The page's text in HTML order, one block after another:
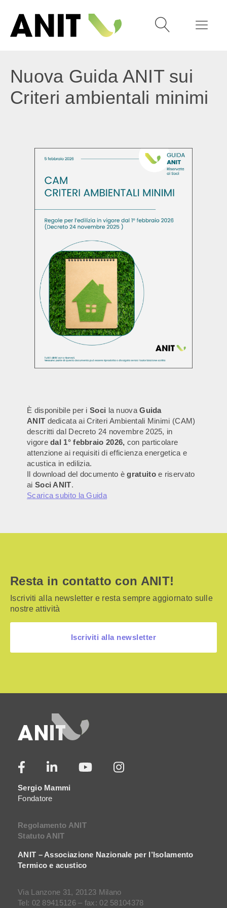
Nuova Guida ANIT sui
Criteri ambientali minimi
È disponibile per i Soci la nuovaGuida
ANIT dedicata ai Criteri Ambientali Minimi (CAM)
descritti dal Decreto 24 novembre 2025, in
vigoredal 1° febbraio 2026, con particolare
attenzione ai requisiti di efficienza energetica e
acustica in edilizia.
Il download del documento ègratuitoe riservato
ai Soci ANIT.
Scarica subito la Guida
Resta in contatto con ANIT!
Iscriviti alla newsletter e resta sempre aggiornato sulle
nostre attività
Iscriviti alla newsletter
Sergio Mammi
Fondatore
Regolamento ANIT
Statuto ANIT
ANIT – Associazione Nazionale per l’Isolamento
Termico e acustico
Via Lanzone 31, 20123 Milano
Tel: 02 89415126 – fax: 02 58104378